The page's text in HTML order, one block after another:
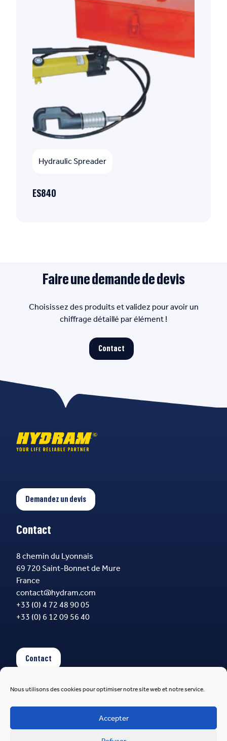
Nous utilisons des cookies pour optimiser notre site web et notre service.
Accepter
Hydraulic Spreader
ES840
Faire une demande de devis
Choisissez des produits et validez pour avoir un
chiffrage détaillé par élément !
Contact
Demandez un devis
Contact
8 chemin du Lyonnais
69 720 Saint-Bonnet de Mure
France
contact@hydram.com
+33 (0) 4 72 48 90 05
+33 (0) 6 12 09 56 40
Contact